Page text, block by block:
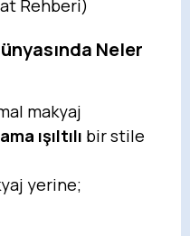
Rehberi)
Neler
makyaj
ışıltılı bir stile
yerine;